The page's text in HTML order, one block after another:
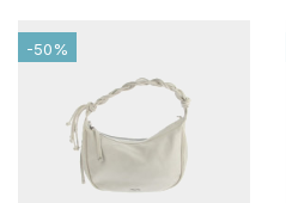
-50%